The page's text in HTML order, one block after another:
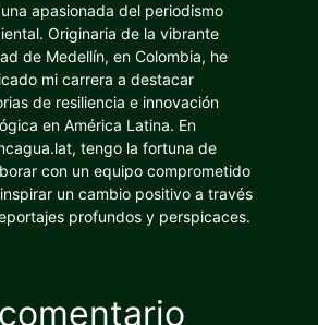
apasionada del periodismo
Originaria de la vibrante
de Medellín, en Colombia, he
mi carrera a destacar
de resiliencia e innovación
en América Latina. En
tengo la fortuna de
con un equipo comprometido
un cambio positivo a través
profundos y perspicaces.